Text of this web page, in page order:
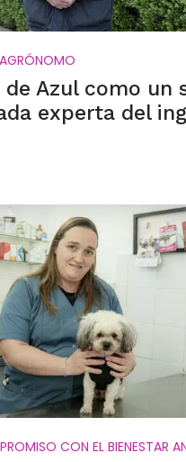
Azul como un
experta del
CON EL BIENESTAR